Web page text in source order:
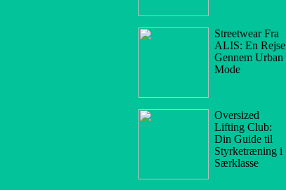
Streetwear Fra
ALIS: En Rejse
Gennem Urban
Mode
Oversized
Lifting Club:
Din Guide til
Styrketræning i
Særklasse